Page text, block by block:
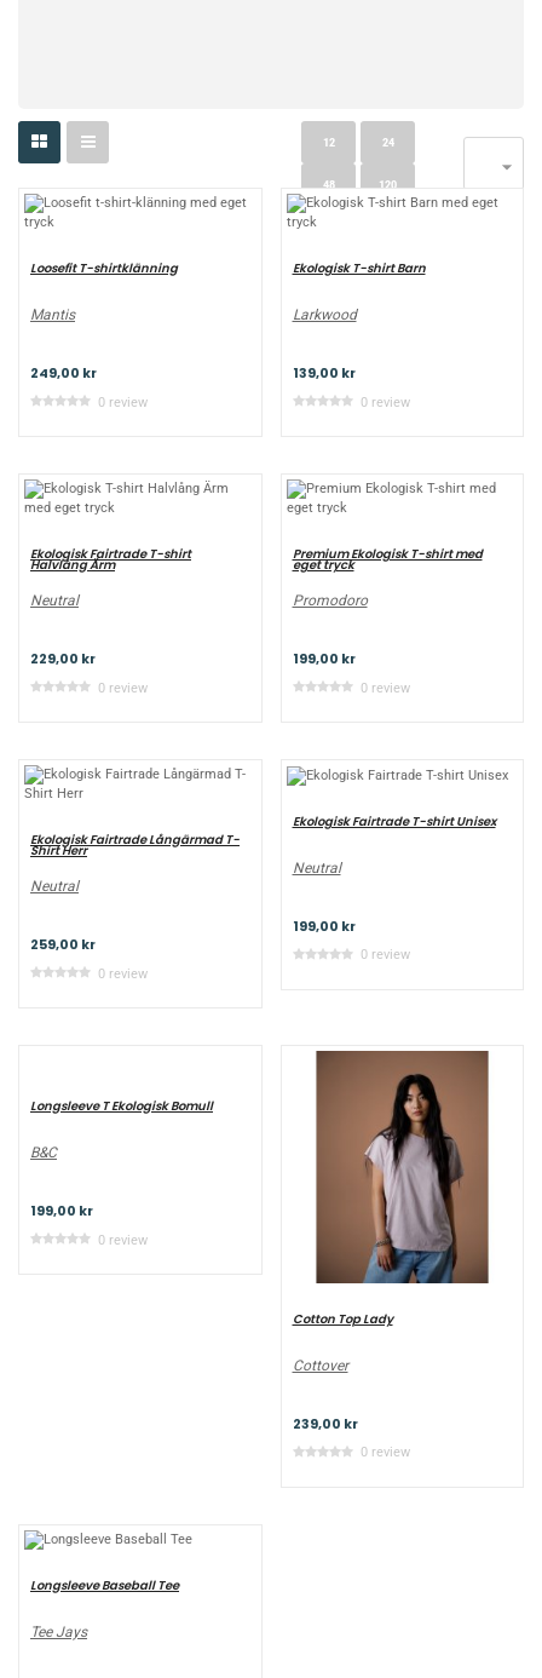
12 24
48 120

Loosefit T-shirtklänning
Mantis
249,00 kr
0 review
Ekologisk T-shirt Barn
Larkwood
139,00 kr
0 review
Ekologisk Fairtrade T-shirt
Halvlång Ärm
Neutral
229,00 kr
0 review
Premium Ekologisk T-shirt med
eget tryck
Promodoro
199,00 kr
0 review
Ekologisk Fairtrade Långärmad T-
Shirt Herr
Neutral
259,00 kr
0 review
Ekologisk Fairtrade T-shirt Unisex
Neutral
199,00 kr
0 review
Longsleeve T Ekologisk Bomull
B&C
199,00 kr
0 review
Cotton Top Lady
Cottover
239,00 kr
0 review
Longsleeve Baseball Tee
Tee Jays